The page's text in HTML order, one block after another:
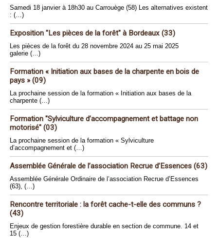
Samedi 18 janvier à 18h30 au Carrouège (58) Les alternatives existent
: (…)
Exposition "Les pièces de la forêt" à Bordeaux (33)
Les pièces de la forêt du 28 novembre 2024 au 25 mai 2025
galerie (…)
Formation « Initiation aux bases de la charpente en bois de
pays » (09)
La prochaine session de la formation « Initiation aux bases de la
charpente (…)
Formation "Sylviculture d’accompagnement et battage non
motorisé" (03)
La prochaine session de la formation « Sylviculture
d’accompagnement et (…)
Assemblée Générale de l’association Recrue d’Essences (63)
Assemblée Générale Ordinaire de l’association Recrue d’Essences
(63), (…)
Rencontre territoriale : la forêt cache-t-elle des communs ?
(43)
Enjeux de gestion forestière durable en section de commune. 14 et
15 (…)